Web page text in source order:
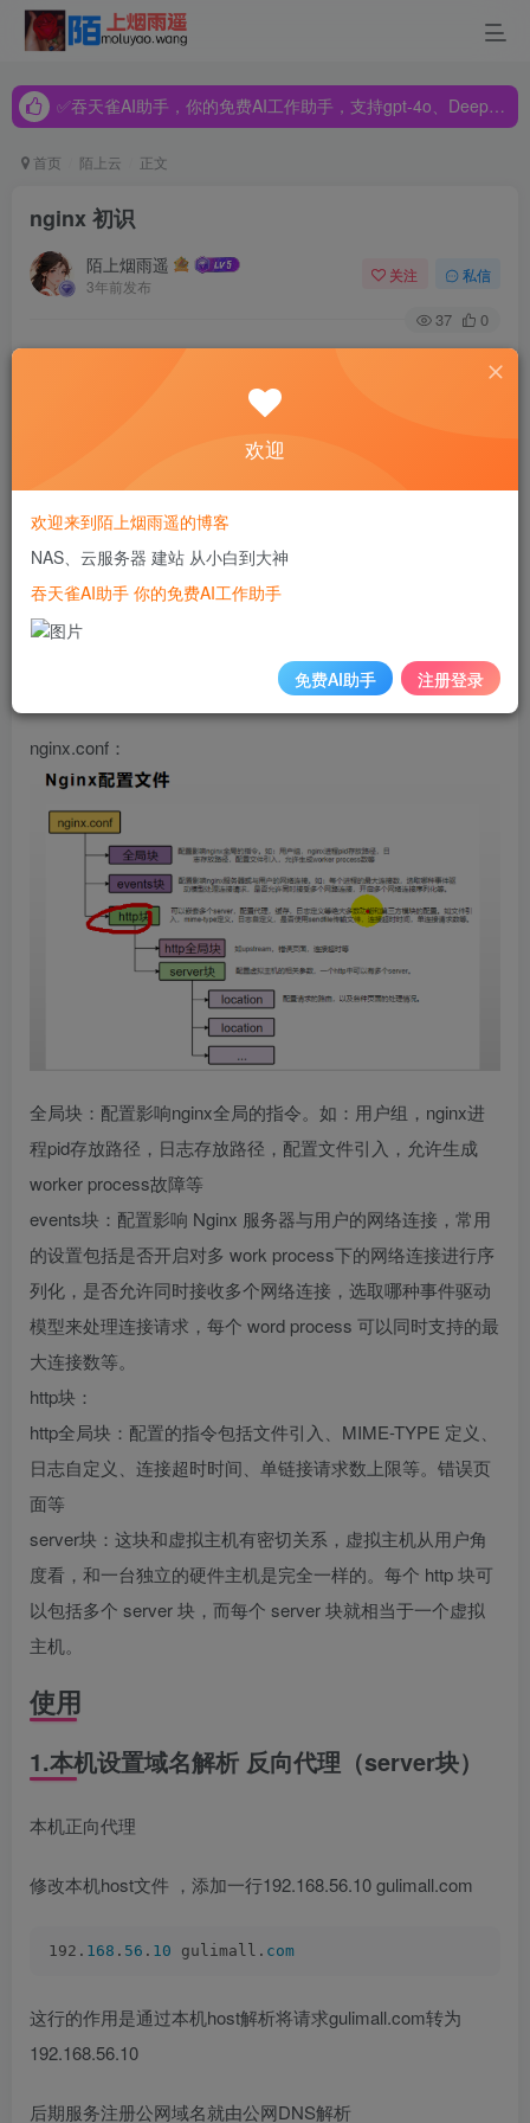
✅吞天雀AI助手，你的免费AI工作助手，支持gpt-4o、DeepSeek、Claude🔥🔥🔥🔥
✅吞天雀AI助手，你的免费AI工作助手，支持gpt-4o、DeepSeek、Claude🔥🔥🔥🔥
首页 陌上云 正文
nginx 初识
陌上烟雨遥
3年前发布
关注 私信
37 0
docker run -p 80 : 80 --name nginx -d nginx:
修改nginx配置
cd /mydate/nginx cd conf cd /mydate/nginx vi nginx.
nginx.conf：
全局块：配置影响nginx全局的指令。如：用户组，nginx进
程pid存放路径，日志存放路径，配置文件引入，允许生成
worker process故障等
events块：配置影响 Nginx 服务器与用户的网络连接，常用
的设置包括是否开启对多 work process下的网络连接进行序
列化，是否允许同时接收多个网络连接，选取哪种事件驱动
模型来处理连接请求，每个 word process 可以同时支持的最
大连接数等。
http块：
http全局块：配置的指令包括文件引入、MIME-TYPE 定义、
日志自定义、连接超时时间、单链接请求数上限等。错误页
面等
server块：这块和虚拟主机有密切关系，虚拟主机从用户角
度看，和一台独立的硬件主机是完全一样的。每个 http 块可
以包括多个 server 块，而每个 server 块就相当于一个虚拟
主机。
使用
1.本机设置域名解析 反向代理（server块）
本机正向代理
修改本机host文件 ，添加一行192.168.56.10 gulimall.com
192. 168 . 56 . 10 gulimall. com
这行的作用是通过本机host解析将请求gulimall.com转为
192.168.56.10
后期服务注册公网域名就由公网DNS解析
欢迎
欢迎来到陌上烟雨遥的博客
NAS、云服务器 建站 从小白到大神
吞天雀AI助手 你的免费AI工作助手
免费AI助手 注册登录